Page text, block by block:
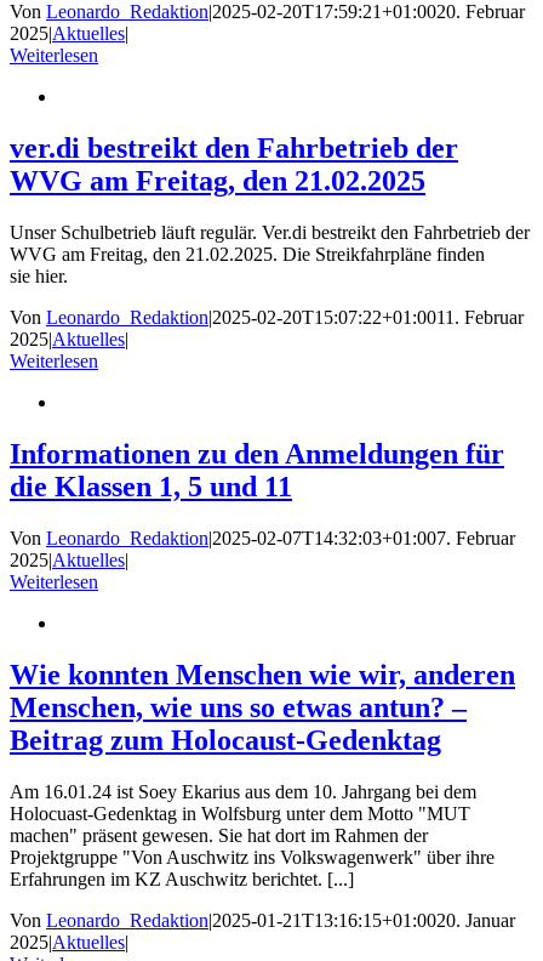
Von Leonardo_Redaktion|2025-02-20T17:59:21+01:0020. Februar
2025|Aktuelles|
Weiterlesen
ver.di bestreikt den Fahrbetrieb der
WVG am Freitag, den 21.02.2025
Unser Schulbetrieb läuft regulär. Ver.di bestreikt den Fahrbetrieb der
WVG am Freitag, den 21.02.2025. Die Streikfahrpläne finden
sie hier.
Von Leonardo_Redaktion|2025-02-20T15:07:22+01:0011. Februar
2025|Aktuelles|
Weiterlesen
Informationen zu den Anmeldungen für
die Klassen 1, 5 und 11
Von Leonardo_Redaktion|2025-02-07T14:32:03+01:007. Februar
2025|Aktuelles|
Weiterlesen
Wie konnten Menschen wie wir, anderen
Menschen, wie uns so etwas antun? –
Beitrag zum Holocaust-Gedenktag
Am 16.01.24 ist Soey Ekarius aus dem 10. Jahrgang bei dem
Holocuast-Gedenktag in Wolfsburg unter dem Motto "MUT
machen" präsent gewesen. Sie hat dort im Rahmen der
Projektgruppe "Von Auschwitz ins Volkswagenwerk" über ihre
Erfahrungen im KZ Auschwitz berichtet. [...]
Von Leonardo_Redaktion|2025-01-21T13:16:15+01:0020. Januar
2025|Aktuelles|